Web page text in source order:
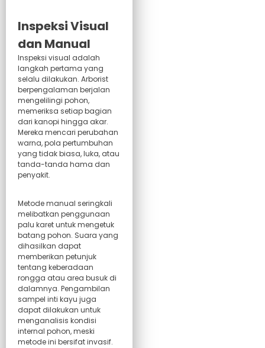
Inspeksi Visual
dan Manual
Inspeksi visual adalah
langkah pertama yang
selalu dilakukan. Arborist
berpengalaman berjalan
mengelilingi pohon,
memeriksa setiap bagian
dari kanopi hingga akar.
Mereka mencari perubahan
warna, pola pertumbuhan
yang tidak biasa, luka, atau
tanda-tanda hama dan
penyakit.
Metode manual seringkali
melibatkan penggunaan
palu karet untuk mengetuk
batang pohon. Suara yang
dihasilkan dapat
memberikan petunjuk
tentang keberadaan
rongga atau area busuk di
dalamnya. Pengambilan
sampel inti kayu juga
dapat dilakukan untuk
menganalisis kondisi
internal pohon, meski
metode ini bersifat invasif.